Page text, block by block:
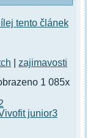
tento článek
zajimavosti
1 085x
junior3